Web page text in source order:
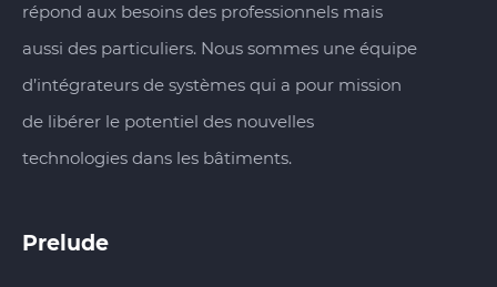
répond aux besoins des professionnels mais
aussi des particuliers. Nous sommes une équipe
d’intégrateurs de systèmes qui a pour mission
de libérer le potentiel des nouvelles
technologies dans les bâtiments.
Prelude